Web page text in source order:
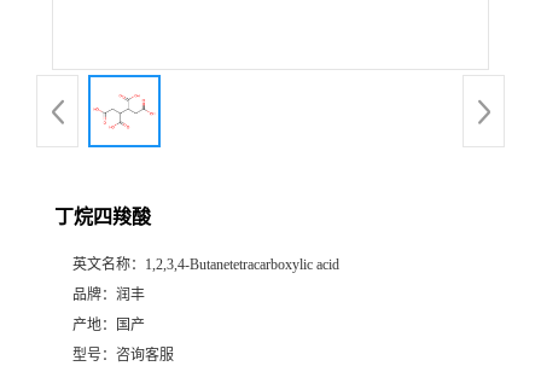
丁烷四羧酸
英文名称： 1,2,3,4-Butanetetracarboxylic acid
品牌： 润丰
产地：
国产
型号： 咨询客服